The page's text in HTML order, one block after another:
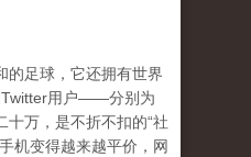
的足球，它还拥有世界
Twitter用户——分别为
十万，是不折不扣的“社
机变得越来越平价，网